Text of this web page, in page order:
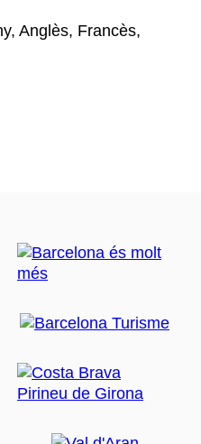
Anglès, Francès,